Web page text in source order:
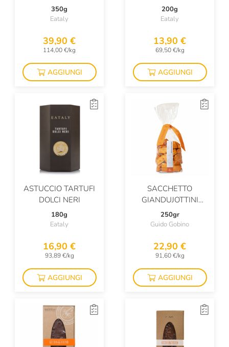
ASSORTITI
350g
Eataly
39,90 €
114,00 €/kg
AGGIUNGI
200g
Eataly
13,90 €
69,50 €/kg
AGGIUNGI
ASTUCCIO TARTUFI
DOLCI NERI
180g
Eataly
16,90 €
93,89 €/kg
AGGIUNGI
SACCHETTO
GIANDUJOTTINI
TOURINOT
250gr
Guido Gobino
22,90 €
91,60 €/kg
AGGIUNGI